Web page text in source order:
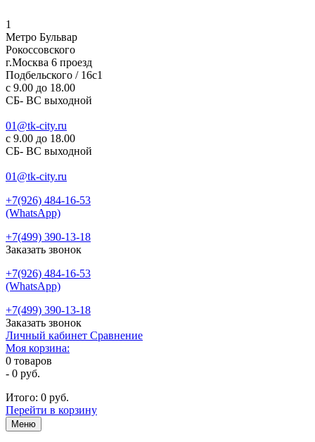
1
Метро Бульвар
Рокоссовского
г.Москва 6 проезд
Подбельского / 16с1
c 9.00 до 18.00
СБ- ВС выходной
01@tk-city.ru
c 9.00 до 18.00
СБ- ВС выходной
01@tk-city.ru
+7(926) 484-16-53
(WhatsApp)
+7(499) 390-13-18
Заказать звонок
+7(926) 484-16-53
(WhatsApp)
+7(499) 390-13-18
Заказать звонок
Личный кабинет Сравнение
Моя корзина:
0 товаров
- 0 руб.
Итого: 0 руб.
Перейти в корзину
Меню